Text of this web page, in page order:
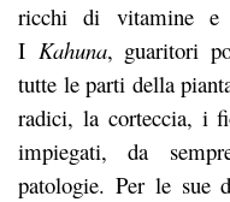
ricchi di vitamine e
I Kahuna, guaritori
tutte le parti della
radici, la corteccia, i
impiegati, da
patologie. Per le sue